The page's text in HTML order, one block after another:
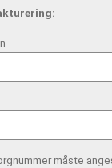
måste